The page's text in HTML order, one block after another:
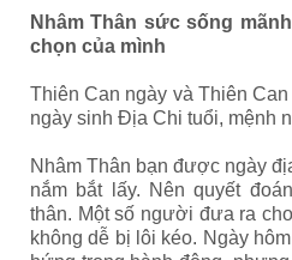
Nhâm Thân sức sống
chọn của mình
Thiên Can ngày và Thiên
ngày sinh Địa Chi tuổi, mệnh
Nhâm Thân bạn được ngày
nắm bắt lấy. Nên quyết
thân. Một số người đưa ra
không dễ bị lôi kéo. Ngày